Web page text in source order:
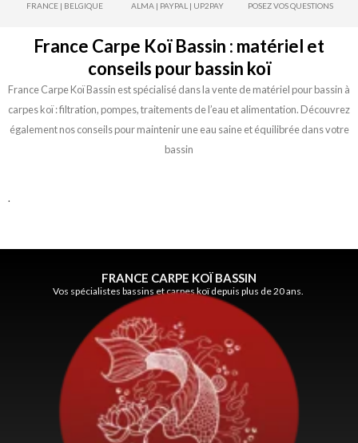
FRANCE | BELGIQUE ALMA | PAYPAL | UP2PAY POSEZ VOS QUESTIONS
France Carpe Koï Bassin : matériel et
conseils pour bassin koï
France Carpe Koï Bassin est spécialisé dans la vente de matériel pour bassin à
carpes koï : filtration, pompes, traitements de l’eau et alimentation. Découvrez
également nos conseils pour maintenir une eau saine et équilibrée dans votre
bassin
.
FRANCE CARPE KOÏ BASSIN
Vos spécialistes bassins et carpes koï depuis plus de 20 ans.